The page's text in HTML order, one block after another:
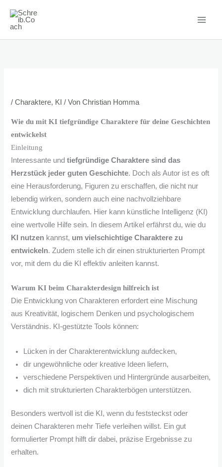
Inhalt
springen
/Charaktere, KI / VonChristian Homma
Wie du mit KI tiefgründige Charaktere für deine Geschichten
entwickelst
Einleitung
Interessante undtiefgründige Charaktere sind das
Herzstück jeder guten Geschichte. Doch als Autor ist es oft
eine Herausforderung, Figuren zu erschaffen, die nicht nur
lebendig wirken, sondern auch eine nachvollziehbare
Entwicklung durchlaufen. Hier kann künstliche Intelligenz (KI)
eine wertvolle Hilfe sein. In diesem Artikel erfährst du, wie du
KI nutzen kannst, um vielschichtige Charaktere zu
entwickeln. Zudem stelle ich dir einen strukturierten Prompt
vor, mit dem du die KI effektiv anleiten kannst.
Warum KI beim Charakterdesign hilfreich ist
Die Entwicklung von Charakteren erfordert eine Mischung
aus Kreativität, logischem Denken und psychologischem
Verständnis. KI-gestützte Tools können:
Lücken in der Charakterentwicklung aufdecken,
dir ungewöhnliche oder kreative Ideen liefern,
verschiedene Perspektiven und Hintergründe ausarbeiten,
dich mit strukturierten Charakterbögen unterstützen.
Besonders wertvoll ist die KI, wenn du feststeckst oder
deinen Charakteren mehr Tiefe verleihen willst. Ein gut
formulierter Prompt hilft dir dabei, präzise Ergebnisse zu
erhalten.